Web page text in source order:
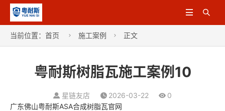


当前位置： 首页  施工案例  正文
粤耐斯树脂瓦施工案例10
星链友店 2026-03-22
0
广东佛山粤耐斯ASA合成树脂瓦官网